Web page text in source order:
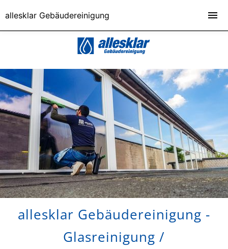
allesklar Gebäudereinigung -
Glasreinigung /
allesklar Gebäudereinigung